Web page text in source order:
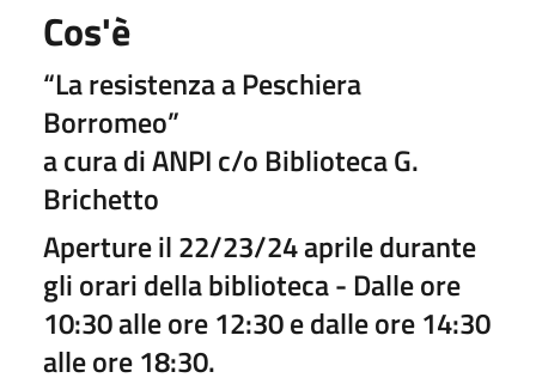
Cos'è
“La resistenza a Peschiera
Borromeo”
a cura di ANPI c/o Biblioteca G.
Brichetto
Aperture il 22/23/24 aprile durante
gli orari della biblioteca - Dalle ore
10:30 alle ore 12:30 e dalle ore 14:30
alle ore 18:30.